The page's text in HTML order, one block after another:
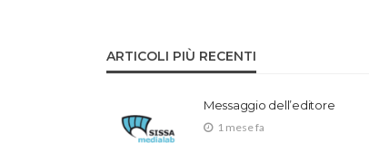
ARTICOLI PIÙ RECENTI
Messaggio dell’editore
1 mese fa